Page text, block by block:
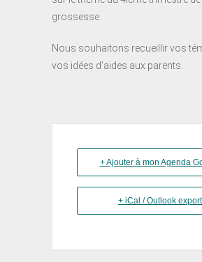
grossesse.
Nous souhaitons recueillir vos
vos idées d’aides aux parents.
+ Ajouter à mon Agenda
+ iCal / Outlook export